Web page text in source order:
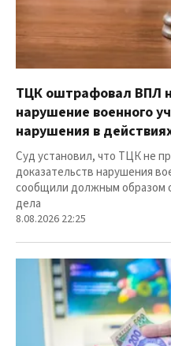
ТЦК оштрафовал ВПЛ
нарушение военного
нарушения в
Суд установил, что ТЦК не
доказательств нарушения
сообщили должным образом
дела
8.08.2026 22:25